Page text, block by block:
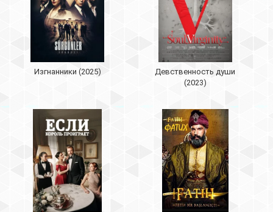
Изгнанники (2025)
Девственность души
(2023)